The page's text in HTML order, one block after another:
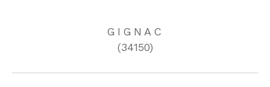
GIGNAC
(34150)